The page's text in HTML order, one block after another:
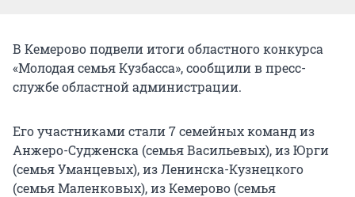
В Кемерово подвели итоги областного конкурса
«Молодая семья Кузбасса», сообщили в пресс-
службе областной администрации.
Его участниками стали 7 семейных команд из
Анжеро-Судженска (семья Васильевых), из Юрги
(семья Уманцевых), из Ленинска-Кузнецкого
(семья Маленковых), из Кемерово (семья